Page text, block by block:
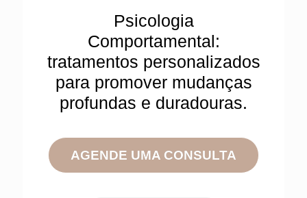
Psicologia
Comportamental:
tratamentos personalizados
para promover mudanças
profundas e duradouras.
AGENDE UMA CONSULTA